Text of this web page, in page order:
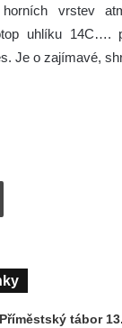
vrstev
uhlíku 14C….
Je o zajímavé,
Tisknout
Příměstský tábor